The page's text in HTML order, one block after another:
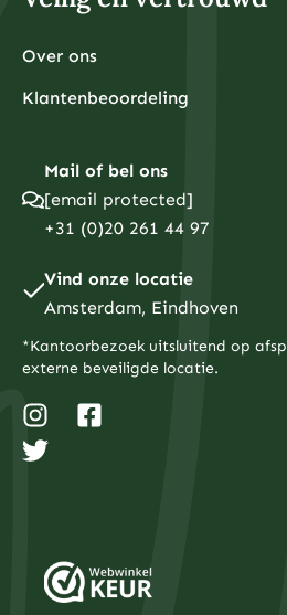
Over ons
Klantenbeoordeling
Mail of bel ons
[email protected]
+31 (0)20 261 44 97
Vind onze locatie
Amsterdam, Eindhoven
*Kantoorbezoek uitsluitend op
externe beveiligde locatie.
n
s
t
a
m
a
k
-
w
i
t